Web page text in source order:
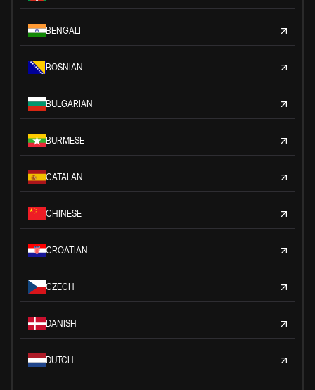
BENGALI
BOSNIAN
BULGARIAN
BURMESE
CATALAN
CHINESE
CROATIAN
CZECH
DANISH
DUTCH